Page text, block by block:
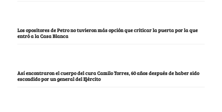
Los opositores de Petro no tuvieron más opción que criticar la puerta por la que
entró a la Casa Blanca
Así encontraron el cuerpo del cura Camilo Torres, 60 años después de haber sido
escondido por un general del Ejército